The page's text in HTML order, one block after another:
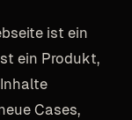
ist ein
ein Produkt,
Cases,